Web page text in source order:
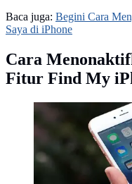
Baca juga: Begini Cara
Saya di iPhone
Cara
Fitur Find My